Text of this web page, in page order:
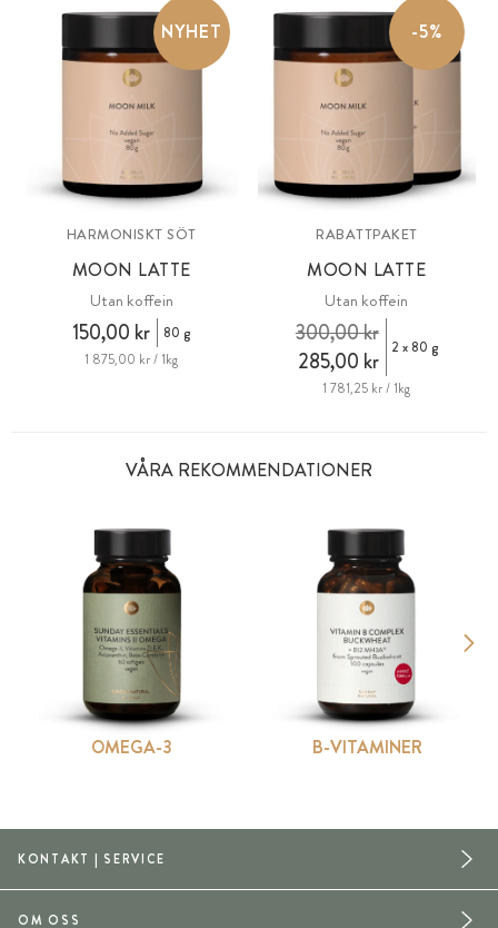
NYHET
HARMONISKT SÖT
MOON LATTE
Utan koffein
150,00 kr
80 g
1 875,00 kr / 1kg
-5%
RABATTPAKET
MOON LATTE
Utan koffein
285,00 kr
300,00 kr 2 x 80 g
1 781,25 kr / 1kg
VÅRA REKOMMENDATIONER
OMEGA-3 B-VITAMINER
KONTAKT | SERVICE
OM OSS